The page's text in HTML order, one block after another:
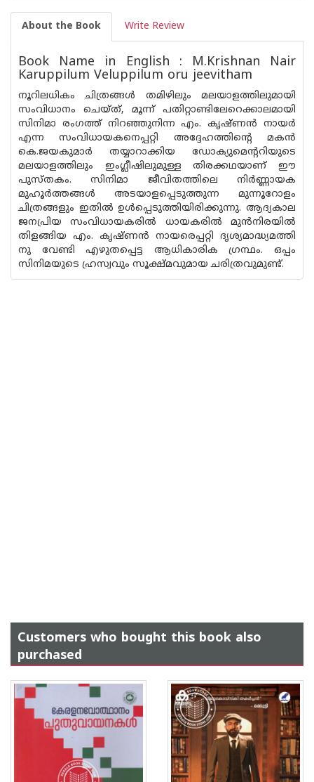
About the Book Write Review
Book Name in English : M.Krishnan Nair
Karuppilum Veluppilum oru jeevitham
നൂറിലധികം ചിത്രങ്ങൾ തമിഴിലും മലയാളത്തിലുമായി
സംവിധാനം ചെയ്ത്, മൂന്ന് പതിറ്റാണ്ടിലേറെക്കാലമായി
സിനിമാ രംഗത്ത് നിറഞ്ഞുനിന്ന എം. കൃഷ്ണൻ നായർ
എന്ന സംവിധായകനെപ്പറ്റി അദ്ദേഹത്തിന്റെ മകൻ
കെ.ജയകുമാർ തയ്യാറാക്കിയ ഡോക്യുമെന്ററിയുടെ
മലയാളത്തിലും ഇംഗ്ലീഷിലുമുള്ള തിരക്കഥയാണ് ഈ
പുസ്തകം. സിനിമാ ജീവിതത്തിലെ നിർണ്ണായക
മുഹൂർത്തങ്ങൾ അടയാളപ്പെടുത്തുന്ന മുന്നൂറോളം
ചിത്രങ്ങളും ഇതിൽ ഉൾപ്പെടുത്തിയിരിക്കുന്നു. ആദ്യകാല
ജനപ്രിയ സംവിധായകരിൽ ധായകരിൽ മുൻനിരയിൽ
തിളങ്ങിയ എം. കൃഷ്ണൻ നായരെപ്പറ്റി ദൃശ്യമാദ്ധ്യമത്തി
നു വേണ്ടി എഴുതപ്പെട്ട ആധികാരിക ഗ്രന്ഥം. ഒപ്പം
സിനിമയുടെ ഹ്രസ്വവും സൂക്ഷ്മവുമായ ചരിത്രവുമുണ്ട്.
Customers who bought this book also
purchased